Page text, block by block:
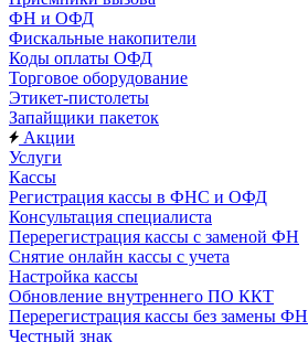
ФН и ОФД
Фискальные накопители
Коды оплаты ОФД
Торговое оборудование
Этикет-пистолеты
Запайщики пакеток
Акции
Услуги
Кассы
Регистрация кассы в ФНС и ОФД
Консультация специалиста
Перерегистрация кассы с заменой ФН
Снятие онлайн кассы с учета
Настройка кассы
Обновление внутреннего ПО ККТ
Перерегистрация кассы без замены ФН
Честный знак